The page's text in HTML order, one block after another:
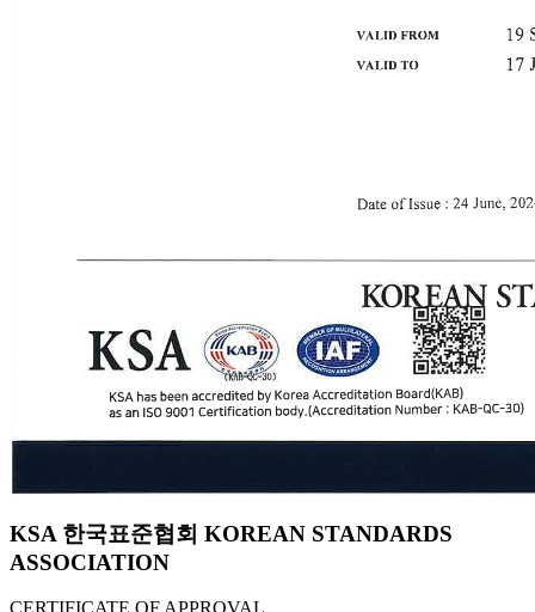
KSA 한국표준협회 KOREAN STANDARDS
ASSOCIATION